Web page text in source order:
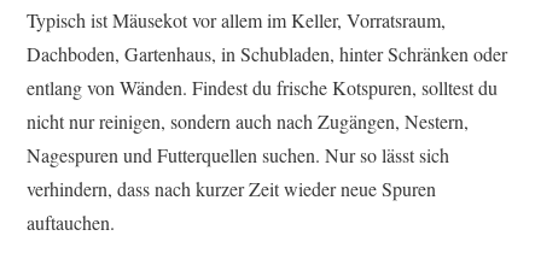
Typisch ist Mäusekot vor allem im Keller, Vorratsraum,
Dachboden, Gartenhaus, in Schubladen, hinter Schränken oder
entlang von Wänden. Findest du frische Kotspuren, solltest du
nicht nur reinigen, sondern auch nach Zugängen, Nestern,
Nagespuren und Futterquellen suchen. Nur so lässt sich
verhindern, dass nach kurzer Zeit wieder neue Spuren
auftauchen.